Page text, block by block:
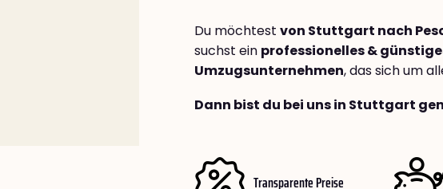
Du möchtest von Stuttgart nach
suchst ein professionelles &
Umzugsunternehmen, das sich um
Dann bist du bei uns in Stuttgart
Transparente Preise